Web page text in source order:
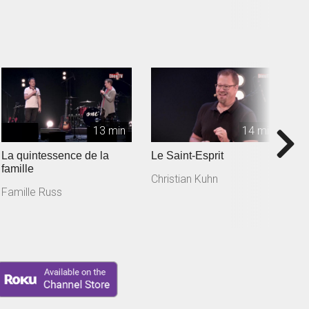
13 min
La quintessence de la
famille
Famille Russ
14 min
Le Saint-Esprit
Christian Kuhn